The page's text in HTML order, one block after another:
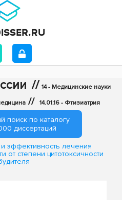
// 14 - Медицинские науки
// 14.01.16 - Фтизиатрия
поиск по каталогу
диссертаций
эффективность лечения
от степени цитотоксичности